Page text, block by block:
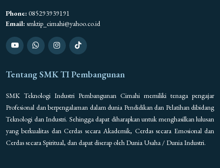
Phone: 085293939191
Email: smktip_cimahi@yahoo.co.id
Tentang SMK TI Pembangunan
SMK Teknologi Industri Pembangunan Cimahi memiliki tenaga pengajar
Profesional dan berpengalaman dalam dunia Pendidikan dan Pelatihan dibidang
Teknologi dan Industri. Sehingga dapat diharapkan untuk menghasilkan lulusan
yang berkualitas dan Cerdas secara Akademik, Cerdas secara Emosional dan
Cerdas secara Spiritual, dan dapat diserap oleh Dunia Usaha / Dunia Industri.